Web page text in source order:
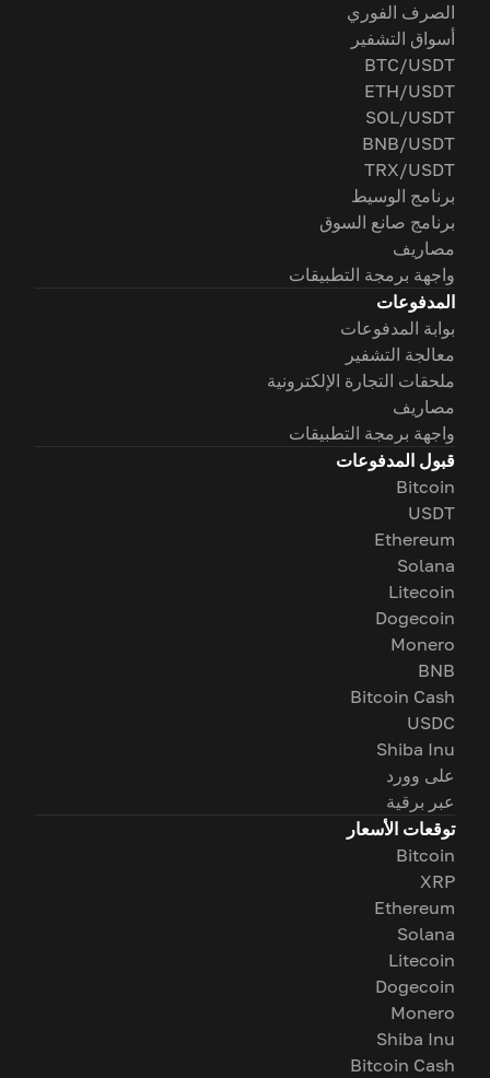
الصرف الفوري
أسواق التشفير
BTC/USDT
ETH/USDT
SOL/USDT
BNB/USDT
TRX/USDT
برنامج الوسيط
برنامج صانع السوق
مصاريف
واجهة برمجة التطبيقات
المدفوعات
بوابة المدفوعات
معالجة التشفير
ملحقات التجارة الإلكترونية
مصاريف
واجهة برمجة التطبيقات
قبول المدفوعات
Bitcoin
USDT
Ethereum
Solana
Litecoin
Dogecoin
Monero
BNB
Bitcoin Cash
USDC
Shiba Inu
على وورد
عبر برقية
توقعات الأسعار
Bitcoin
XRP
Ethereum
Solana
Litecoin
Dogecoin
Monero
Shiba Inu
Bitcoin Cash